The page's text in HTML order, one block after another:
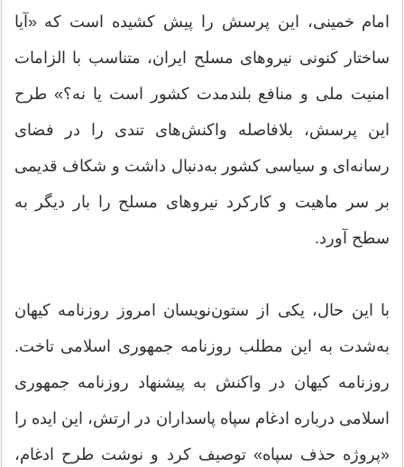
امام خمینی، این پرسش را پیش کشیده است که «آیا
ساختار کنونی نیرو‌های مسلح ایران، متناسب با الزامات
امنیت ملی و منافع بلندمدت کشور است یا نه؟» طرح
این پرسش، بلافاصله واکنش‌های تندی را در فضای
رسانه‌ای و سیاسی کشور به‌دنبال داشت و شکاف قدیمی
بر سر ماهیت و کارکرد نیرو‌های مسلح را بار دیگر به
سطح آورد.
با این حال، یکی از ستون‌نویسان امروز روزنامه کیهان
به‌شدت به این مطلب روزنامه جمهوری اسلامی تاخت.
روزنامه کیهان در واکنش به پیشنهاد روزنامه جمهوری
اسلامی درباره ادغام سپاه پاسداران در ارتش، این ایده را
«پروژه حذف سپاه» توصیف کرد و نوشت طرح ادغام،